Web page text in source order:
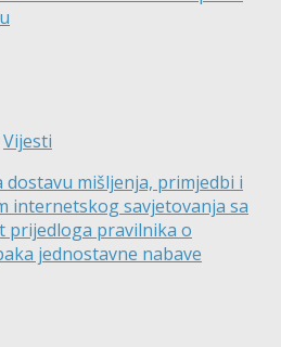
Vijesti
dostavu mišljenja, primjedbi i
internetskog savjetovanja sa
prijedloga pravilnika o
jednostavne nabave